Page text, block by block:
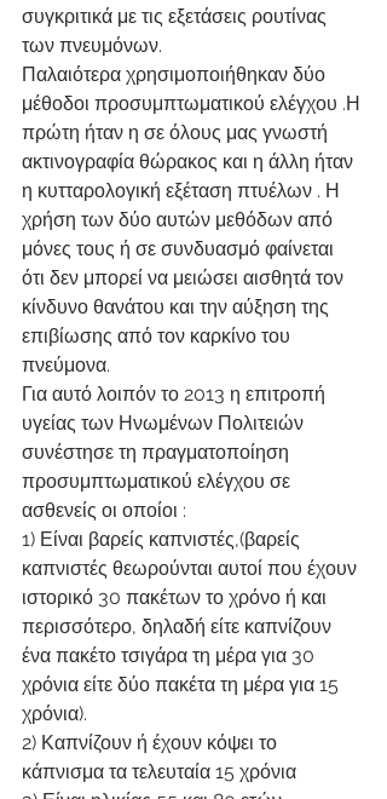
συγκριτικά με τις εξετάσεις ρουτίνας
των πνευμόνων.
Παλαιότερα χρησιμοποιήθηκαν δύο
μέθοδοι προσυμπτωματικού ελέγχου .Η
πρώτη ήταν η σε όλους μας γνωστή
ακτινογραφία θώρακος και η άλλη ήταν
η κυτταρολογική εξέταση πτυέλων . Η
χρήση των δύο αυτών μεθόδων από
μόνες τους ή σε συνδυασμό φαίνεται
ότι δεν μπορεί να μειώσει αισθητά τον
κίνδυνο θανάτου και την αύξηση της
επιβίωσης από τον καρκίνο του
πνεύμονα.
Για αυτό λοιπόν το 2013 η επιτροπή
υγείας των Ηνωμένων Πολιτειών
συνέστησε τη πραγματοποίηση
προσυμπτωματικού ελέγχου σε
ασθενείς οι οποίοι :
1) Είναι βαρείς καπνιστές,(βαρείς
καπνιστές θεωρούνται αυτοί που έχουν
ιστορικό 30 πακέτων το χρόνο ή και
περισσότερο, δηλαδή είτε καπνίζουν
ένα πακέτο τσιγάρα τη μέρα για 30
χρόνια είτε δύο πακέτα τη μέρα για 15
χρόνια).
2) Καπνίζουν ή έχουν κόψει το
κάπνισμα τα τελευταία 15 χρόνια